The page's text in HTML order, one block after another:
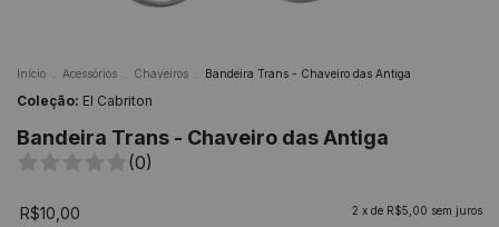
Início Acessórios Chaveiros Bandeira Trans - Chaveiro das Antiga
Coleção: El Cabriton
Bandeira Trans - Chaveiro das Antiga
(0)
R$10,00 2 x de R$5,00 sem juros